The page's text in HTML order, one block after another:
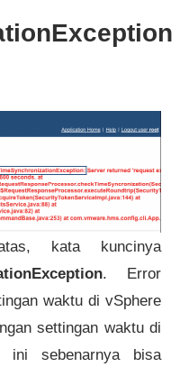
kata kuncinya
. Error
waktu di vSphere
settingan waktu di
ini sebenarnya bisa